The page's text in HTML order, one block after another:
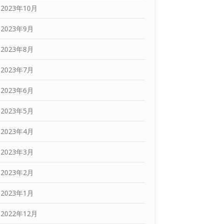
2023年10月
2023年9月
2023年8月
2023年7月
2023年6月
2023年5月
2023年4月
2023年3月
2023年2月
2023年1月
2022年12月